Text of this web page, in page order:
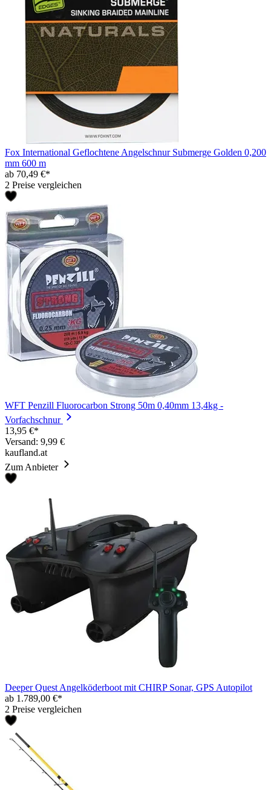
Fox International Geflochtene Angelschnur Submerge Golden 0,200
mm 600 m
ab 70,49 €*
2 Preise vergleichen
WFT Penzill Fluorocarbon Strong 50m 0,40mm 13,4kg -
Vorfachschnur
13,95 €*
Versand: 9,99 €
kaufland.at
Zum Anbieter
Deeper Quest Angelköderboot mit CHIRP Sonar, GPS Autopilot
ab 1.789,00 €*
2 Preise vergleichen